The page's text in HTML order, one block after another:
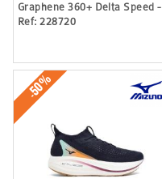
Graphene 360+ Delta Speed -
Ref: 228720
-50%